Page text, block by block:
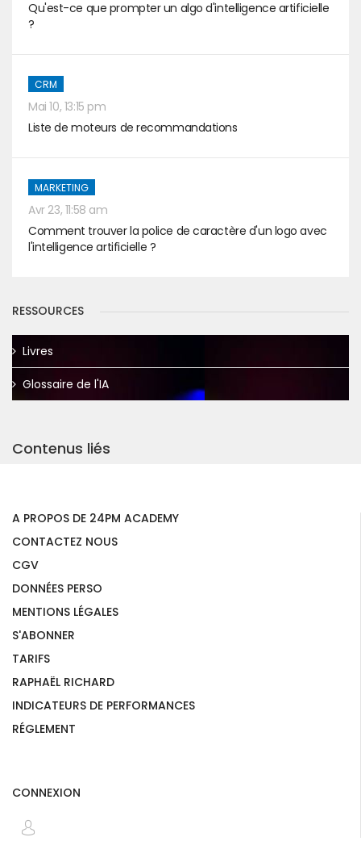
Qu'est-ce que prompter un algo d'intelligence artificielle
?
CRM
Mai 10, 13:15 pm
Liste de moteurs de recommandations
MARKETING
Avr 23, 11:58 am
Comment trouver la police de caractère d'un logo avec
l'intelligence artificielle ?
RESSOURCES
Livres
Glossaire de l'IA
Contenus liés
A PROPOS DE 24PM ACADEMY
CONTACTEZ NOUS
CGV
DONNÉES PERSO
MENTIONS LÉGALES
S'ABONNER
TARIFS
RAPHAËL RICHARD
INDICATEURS DE PERFORMANCES
RÉGLEMENT
CONNEXION